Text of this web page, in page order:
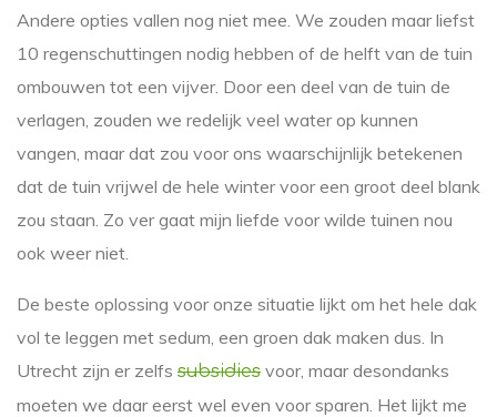
Andere opties vallen nog niet mee. We zouden maar liefst
10 regenschuttingen nodig hebben of de helft van de tuin
ombouwen tot een vijver. Door een deel van de tuin de
verlagen, zouden we redelijk veel water op kunnen
vangen, maar dat zou voor ons waarschijnlijk betekenen
dat de tuin vrijwel de hele winter voor een groot deel blank
zou staan. Zo ver gaat mijn liefde voor wilde tuinen nou
ook weer niet.
De beste oplossing voor onze situatie lijkt om het hele dak
vol te leggen met sedum, een groen dak maken dus. In
Utrecht zijn er zelfs subsidies voor, maar desondanks
moeten we daar eerst wel even voor sparen. Het lijkt me